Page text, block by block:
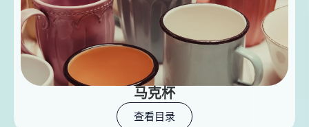
马克杯
查看目录